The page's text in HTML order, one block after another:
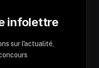
infolettre
sur l'actualité,